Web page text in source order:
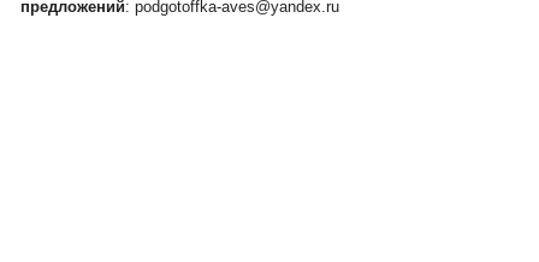
предложений: podgotoffka-aves@yandex.ru